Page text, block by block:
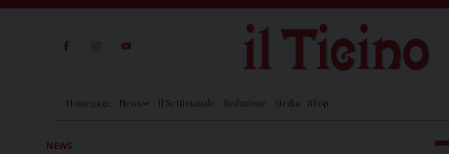
Homepage News Il Settimanale Redazione Media Shop
NEWS